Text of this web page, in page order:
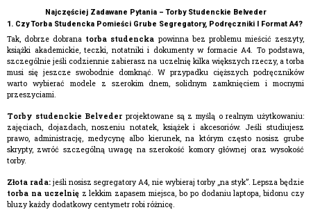
Najczęściej Zadawane Pytania – Torby Studenckie Belveder
1. Czy Torba Studencka Pomieści Grube Segregatory, Podręczniki I Format A4?
Tak, dobrze dobrana torba studencka powinna bez problemu mieścić zeszyty,
książki akademickie, teczki, notatniki i dokumenty w formacie A4. To podstawa,
szczególnie jeśli codziennie zabierasz na uczelnię kilka większych rzeczy, a torba
musi się jeszcze swobodnie domknąć. W przypadku cięższych podręczników
warto wybierać modele z szerokim dnem, solidnym zamknięciem i mocnymi
przeszyciami.
Torby studenckie Belveder projektowane są z myślą o realnym użytkowaniu:
zajęciach, dojazdach, noszeniu notatek, książek i akcesoriów. Jeśli studiujesz
prawo, administrację, medycynę albo kierunek, na którym często nosisz grube
skrypty, zwróć szczególną uwagę na szerokość komory głównej oraz wysokość
torby.
Złota rada: jeśli nosisz segregatory A4, nie wybieraj torby „na styk”. Lepsza będzie
torba na uczelnięz lekkim zapasem miejsca, bo po dodaniu laptopa, bidonu czy
bluzy każdy dodatkowy centymetr robi różnicę.